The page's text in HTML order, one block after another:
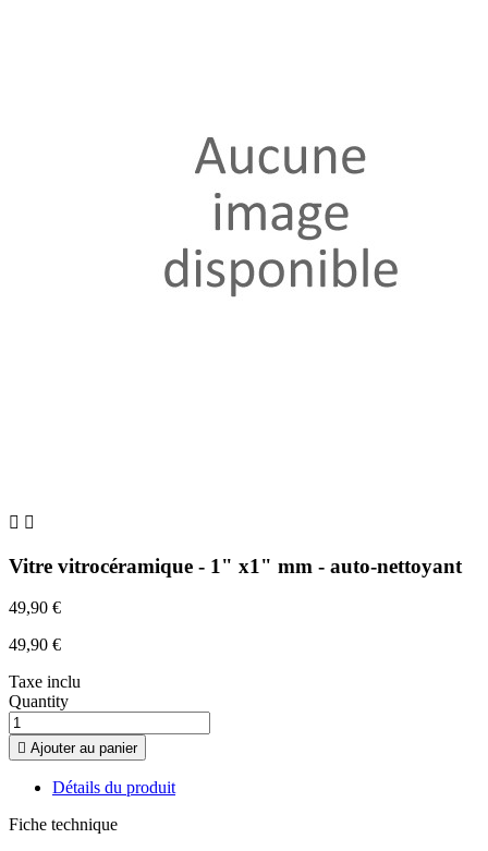
 
Vitre vitrocéramique - 1" x1" mm - auto-nettoyant
49,90 €
49,90 €
Taxe inclu
Quantity
 Ajouter au panier
Détails du produit
Fiche technique